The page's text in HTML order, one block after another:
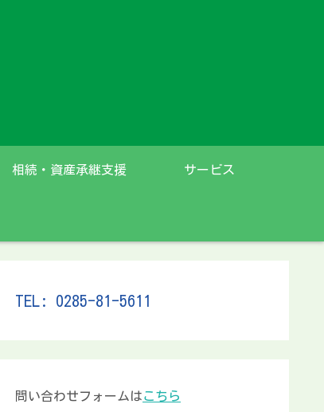
相続・資産承継支援 サービス
TEL: 0285-81-5611
問い合わせフォームはこちら